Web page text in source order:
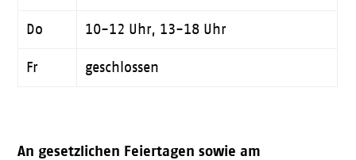
Do 10-12 Uhr, 13-18 Uhr
Fr geschlossen
An gesetzlichen Feiertagen sowie am